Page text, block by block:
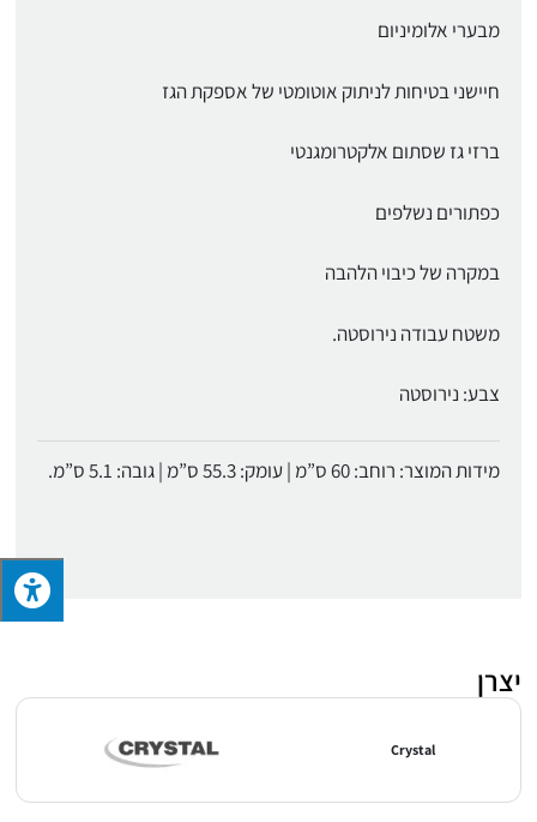
מבערי אלומיניום
חיישני בטיחות לניתוק אוטומטי של אספקת הגז
ברזי גז שסתום אלקטרומגנטי
כפתורים נשלפים
במקרה של כיבוי הלהבה
משטח עבודה נירוסטה.
צבע: נירוסטה
מידות המוצר: רוחב: 60 ס”מ | עומק: 55.3 ס”מ | גובה: 5.1 ס”מ.
יצרן
Crystal